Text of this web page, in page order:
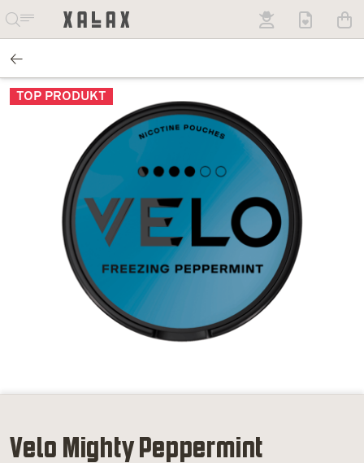
TOP PRODUKT
Velo Mighty Peppermint